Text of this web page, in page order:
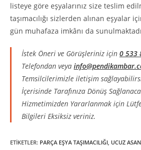
listeye göre eşyalarınız size teslim
taşımacılığı sizlerden alınan eşyalar
gün muhafaza imkânı da
İstek Öneri ve Görüşleriniz için 0 533
Telefondan veya
Temsilcilerimizle iletişim
İçerisinde Tarafınıza Dönüş
Hizmetimizden Yararlanmak için
Bilgileri Eksiksiz veriniz.
ETIKETLER: PARÇA EŞYA TAŞIMACILIĞI UCUZ